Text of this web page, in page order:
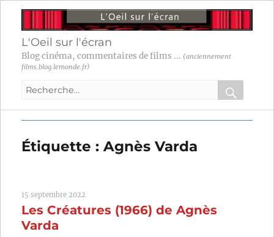
L'Oeil sur l'écran
Blog cinéma, commentaires de films ... (anciennement
films.blog.lemonde.fr)
Recherche
:
OK
Étiquette :Agnès Varda
15 septembre 2022
Les Créatures (1966) de Agnès
Varda